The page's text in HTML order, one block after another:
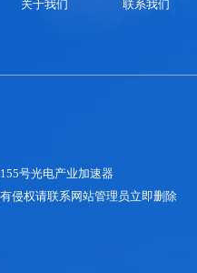
灌区
关于我们
联系我们
号光电产业加速器
侵权请联系网站管理员立即删除